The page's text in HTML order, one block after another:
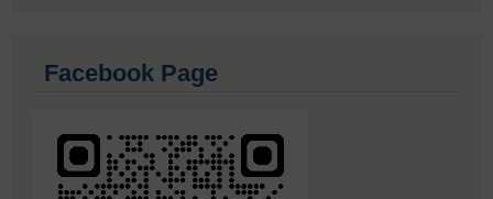
Facebook Page